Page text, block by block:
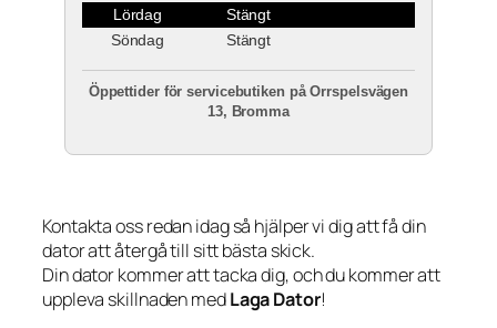
Lördag
Stängt
Söndag
Stängt
Öppettider för servicebutiken på Orrspelsvägen
13, Bromma
Kontakta oss redan idag så hjälper vi dig att få din
dator att återgå till sitt bästa skick.
Din dator kommer att tacka dig, och du kommer att
uppleva skillnaden medLaga Dator!